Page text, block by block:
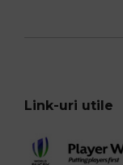
Link-uri utile